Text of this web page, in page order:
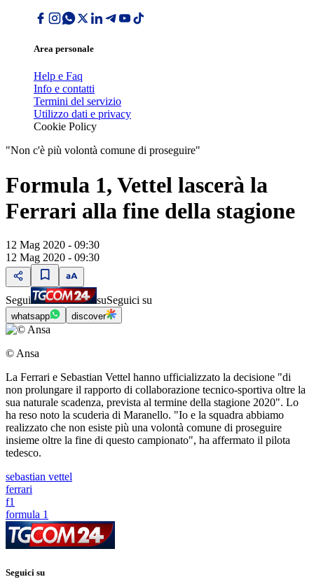
Area personale
Help e Faq
Info e contatti
Termini del servizio
Utilizzo dati e privacy
Cookie Policy
"Non c'è più volontà comune di proseguire"
Formula 1, Vettel lascerà la
Ferrari alla fine della stagione
12 Mag 2020 - 09:30
12 Mag 2020 - 09:30
Segui suSeguici su
whatsapp discover
© Ansa
La Ferrari e Sebastian Vettel hanno ufficializzato la decisione "di
non prolungare il rapporto di collaborazione tecnico-sportiva oltre la
sua naturale scadenza, prevista al termine della stagione 2020". Lo
ha reso noto la scuderia di Maranello. "Io e la squadra abbiamo
realizzato che non esiste più una volontà comune di proseguire
insieme oltre la fine di questo campionato", ha affermato il pilota
tedesco.
sebastian vettel
ferrari
f1
formula 1
Seguici su